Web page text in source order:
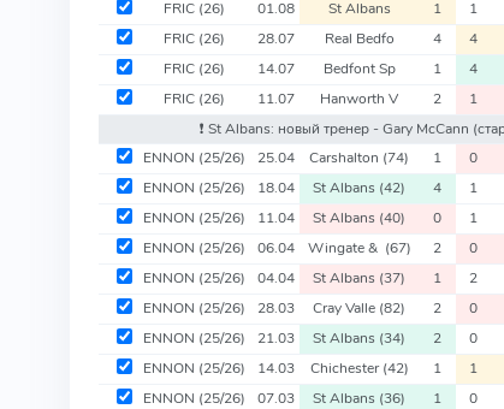
FRIC (26) 01.08 St Albans 1 1
FRIC (26) 28.07 Real Bedfo 4 4
FRIC (26) 14.07 Bedfont Sp 1 4
FRIC (26) 11.07 Hanworth V 2 1
❗️ St Albans: новый тренер - Gary McCann
ENNON (25/26) 25.04 Carshalton (74) 1 0
ENNON (25/26) 18.04 St Albans (42) 4 1
ENNON (25/26) 11.04 St Albans (40) 0 1
ENNON (25/26) 06.04 Wingate & (67) 2 0
ENNON (25/26) 04.04 St Albans (37) 1 2
ENNON (25/26) 28.03 Cray Valle (82) 2 0
ENNON (25/26) 21.03 St Albans (34) 2 0
ENNON (25/26) 14.03 Chichester(42) 1 1
ENNON (25/26) 07.03 St Albans (36) 1 0